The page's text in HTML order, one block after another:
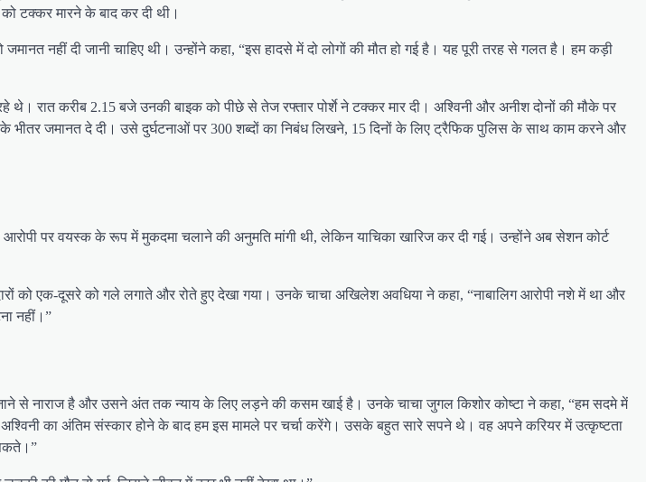
को टक्कर मारने के बाद कर दी थी।
नहीं दी जानी चाहिए थी। उन्होंने कहा, “इस हादसे में दो लोगों की मौत हो गई है। यह पूरी तरह से गलत है। हम कड़ी
थे। रात करीब 2.15 बजे उनकी बाइक को पीछे से तेज रफ्तार पोर्शे ने टक्कर मार दी। अश्विनी और अनीश दोनों की मौके पर
जमानत दे दी। उसे दुर्घटनाओं पर 300 शब्दों का निबंध लिखने, 15 दिनों के लिए ट्रैफिक पुलिस के साथ काम करने और
पर वयस्क के रूप में मुकदमा चलाने की अनुमति मांगी थी, लेकिन याचिका खारिज कर दी गई। उन्होंने अब सेशन कोर्ट
को एक-दूसरे को गले लगाते और रोते हुए देखा गया। उनके चाचा अखिलेश अवधिया ने कहा, “नाबालिग आरोपी नशे में था और
नहीं।”
जाने से नाराज है और उसने अंत तक न्याय के लिए लड़ने की कसम खाई है। उनके चाचा जुगल किशोर कोष्टा ने कहा, “हम सदमे में
का अंतिम संस्कार होने के बाद हम इस मामले पर चर्चा करेंगे। उसके बहुत सारे सपने थे। वह अपने करियर में उत्कृष्टता